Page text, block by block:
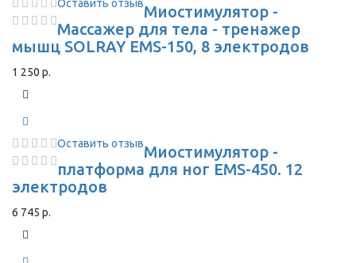
Оставить отзывМиостимулятор -
Массажер для тела - тренажер
мышц SOLRAY EMS-150, 8 электродов
1 250 р.
Оставить отзывМиостимулятор -
платформа для ног EMS-450. 12
электродов
6 745 р.